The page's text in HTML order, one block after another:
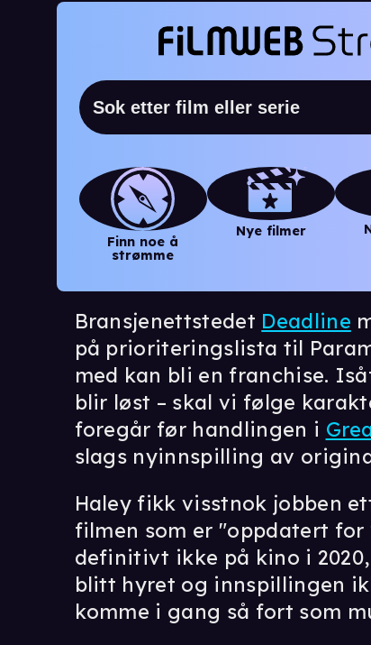
Finn noe å
strømme
Nye filmer
Bransjenettstedet Deadline
på prioriteringslista til
med kan bli en franchise.
blir løst – skal vi følge
foregår før handlingen i
slags nyinnspilling av
Haley fikk visstnok jobben
filmen som er "oppdatert for
definitivt ikke på kino i
blitt hyret og innspillingen
komme i gang så fort som